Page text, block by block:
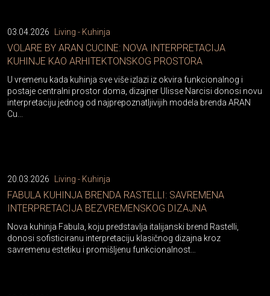
03.04.2026 Living - Kuhinja
VOLARE BY ARAN CUCINE: NOVA INTERPRETACIJA
KUHINJE KAO ARHITEKTONSKOG PROSTORA
U vremenu kada kuhinja sve više izlazi iz okvira funkcionalnog i
postaje centralni prostor doma, dizajner Ulisse Narcisi donosi novu
interpretaciju jednog od najprepoznatljivijih modela brenda ARAN
Cu...
20.03.2026 Living - Kuhinja
FABULA KUHINJA BRENDA RASTELLI: SAVREMENA
INTERPRETACIJA BEZVREMENSKOG DIZAJNA
Nova kuhinja Fabula, koju predstavlja italijanski brend Rastelli,
donosi sofisticiranu interpretaciju klasičnog dizajna kroz
savremenu estetiku i promišljenu funkcionalnost…